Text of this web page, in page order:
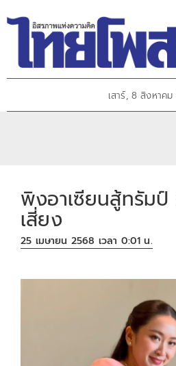
เสาร์, 8 สิงหาค
พิงอาเซียนสู้ทรัม
เสี่ยง
25 เมษายน 2568 เวลา 0:01 น.